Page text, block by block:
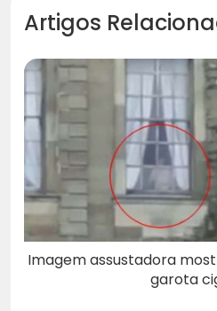
Artigos
Imagem assustadora
garota